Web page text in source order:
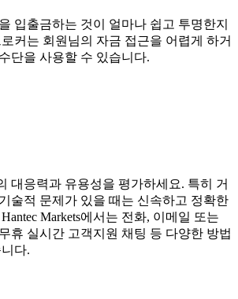
입출금하는 것이 얼마나 쉽고 투명한지
커는 회원님의 자금 접근을 어렵게 하거
단을 사용할 수 있습니다.
대응력과 유용성을 평가하세요. 특히 거
술적 문제가 있을 때는 신속하고 정확한
Markets에서는 전화, 이메일 또는
휴 실시간 고객지원 채팅 등 다양한 방법
다.